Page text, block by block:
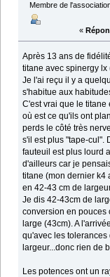
Membre de
«
Après 13 ans de
titane avec spinergy lx
Je l'ai reçu il y a
s'habitue aux
C'est vrai que le titane
où est ce qu'ils ont
perds le côté très
s'il est plus "tape-cul".
fauteuil est plus lourd
d'ailleurs car je
titane (mon dernier k4
en 42-43 cm de
Je dis 42-43cm de
conversion en pouces
large (43cm). A
qu'avec les tolerances
largeur...donc rien de
Les potences ont un